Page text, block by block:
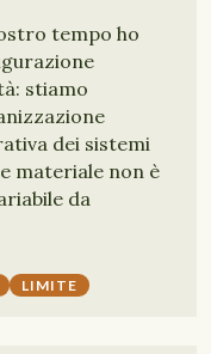
tempo ho
stiamo
dei sistemi
materiale non è
da
LIMITE